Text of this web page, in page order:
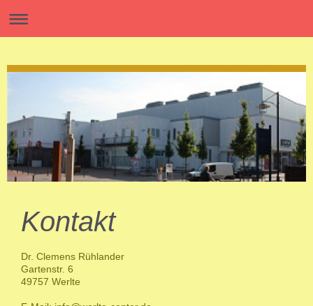
Kontakt
Dr. Clemens Rühlander
Gartenstr. 6
49757 Werlte